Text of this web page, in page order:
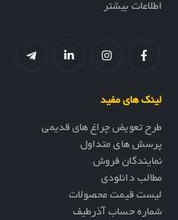
اطلاعات بیشتر
لینک های مفید
طرح تعویض چراغ های قدیمی
پرسش های متداول
نمایندگان فروش
مطالب دانلودی
لیست قیمت محصولات
شماره حساب آذرطیف